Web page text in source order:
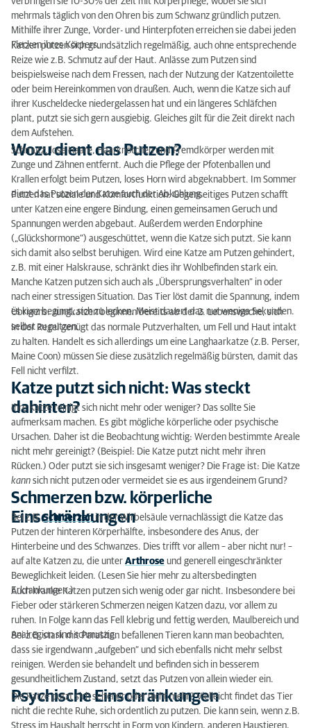
Wozu dient das Putzen?
Katze putzt sich nicht: Was steckt dahinter?
Schmerzen bzw. körperliche Einschränkungen
Psychische Einschränkungen
Meine Katze putzt sich nicht: Was tun?
Was hilft?
Katze putzt sich nicht: Fazit
mehrmals täglich von den Ohren bis zum Schwanz gründlich putzen.
Mithilfe ihrer Zunge, Vorder- und Hinterpfoten erreichen sie dabei jeden
Flecken ihres Körpers.
Katzen putzen sich grundsätzlich regelmäßig, auch ohne entsprechende
Reize wie z.B. Schmutz auf der Haut. Anlässe zum Putzen sind
beispielsweise nach dem Fressen, nach der Nutzung der Katzentoilette
oder beim Hereinkommen von draußen. Auch, wenn die Katze sich auf
ihrer Kuscheldecke niedergelassen hat und ein längeres Schläfchen
plant, putzt sie sich gern ausgiebig. Gleiches gilt für die Zeit direkt nach
dem Aufstehen.
Wozu dient das Putzen?
Schmutz, lose Haare, Haarknötchen und Fremdkörper werden mit
Zunge und Zähnen entfernt. Auch die Pflege der Pfotenballen und
Krallen erfolgt beim Putzen, loses Horn wird abgeknabbert. Im Sommer
dient das Putzen der Katze auch der Abkühlung.
Putzen hat soziale und Komfortfunktion: Gegenseitiges Putzen schafft
unter Katzen eine engere Bindung, einen gemeinsamen Geruch und
Spannungen werden abgebaut. Außerdem werden Endorphine
(„Glückshormone“) ausgeschüttet, wenn die Katze sich putzt. Sie kann
sich damit also selbst beruhigen. Wird eine Katze am Putzen gehindert,
z.B. mit einer Halskrause, schränkt dies ihr Wohlbefinden stark ein.
Manche Katzen putzen sich auch als „Übersprungsverhalten“ in oder
nach einer stressigen Situation. Das Tier löst damit die Spannung, indem
es kurz beginnt, sich zu lecken. Meist dauert das nur wenige Sekunden.
Übrigens: Jungkatzen beginnen bereits ab der 2. Lebenswoche, sich
selbst zu putzen.
In der Regel genügt das normale Putzverhalten, um Fell und Haut intakt
zu halten. Handelt es sich allerdings um eine Langhaarkatze (z.B. Perser,
Maine Coon) müssen Sie diese zusätzlich regelmäßig bürsten, damit das
Fell nicht verfilzt.
Katze putzt sich nicht: Was steckt
dahinter?
Ihre Katze reinigt sich nicht mehr oder weniger? Das sollte Sie
aufmerksam machen. Es gibt mögliche körperliche oder psychische
Ursachen. Daher ist die Beobachtung wichtig: Werden bestimmte Areale
nicht mehr gereinigt? (Beispiel: Die Katze putzt nicht mehr ihren
Rücken.) Oder putzt sie sich insgesamt weniger? Die Frage ist: Die Katze
kann sich nicht putzen oder vermeidet sie es aus irgendeinem Grund?
Schmerzen bzw. körperliche
Einschränkungen
Bei z.B.Schmerzenin der Wirbelsäule vernachlässigt die Katze das
Putzen der hinteren Körperhälfte, insbesondere des Anus, der
Hinterbeine und des Schwanzes. Dies trifft vor allem – aber nicht nur! –
auf alte Katzen zu, die unter Arthrose und generell eingeschränkter
Beweglichkeit leiden. (Lesen Sie hier mehr zu altersbedingten
Erkrankungen.)
Auch kranke Katzen putzen sich wenig oder gar nicht. Insbesondere bei
Fieber oder stärkeren Schmerzen neigen Katzen dazu, vor allem zu
ruhen. In Folge kann das Fell klebrig und fettig werden, Maulbereich und
Analregion sind schmutzig.
Bei z.B. stark mit Parasiten befallenen Tieren kann man beobachten,
dass sie irgendwann „aufgeben“ und sich ebenfalls nicht mehr selbst
reinigen. Werden sie behandelt und befinden sich in besserem
gesundheitlichem Zustand, setzt das Putzen von allein wieder ein.
Psychische Einschränkungen
Die Katze putzt sich seltener oder nicht mehr? Vielleicht findet das Tier
nicht die rechte Ruhe, sich ordentlich zu putzen. Die kann sein, wenn z.B.
Stress im Haushalt herrscht in Form von Kindern, anderen Haustieren,